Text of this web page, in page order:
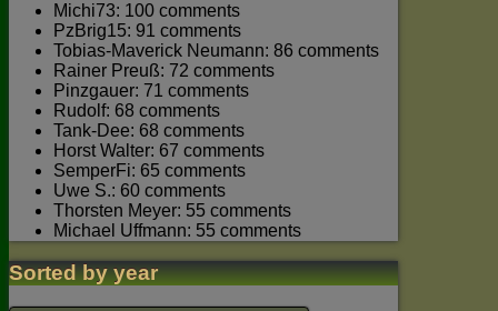
Michi73: 100 comments
PzBrig15: 91 comments
Tobias-Maverick Neumann: 86 comments
Rainer Preuß: 72 comments
Pinzgauer: 71 comments
Rudolf: 68 comments
Tank-Dee: 68 comments
Horst Walter: 67 comments
SemperFi: 65 comments
Uwe S.: 60 comments
Thorsten Meyer: 55 comments
Michael Uffmann: 55 comments
Sorted by year